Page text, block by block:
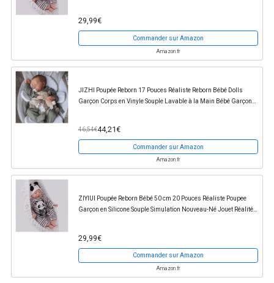
29,99€
Commander sur Amazon
Amazon.fr
JIZHI Poupée Reborn 17 Pouces Réaliste Reborn Bébé Dolls
Garçon Corps en Vinyle Souple Lavable à la Main Bébé Garçon
46,54€44,21€
Commander sur Amazon
Amazon.fr
ZIYIUI Poupée Reborn Bébé 50 cm 20 Pouces Réaliste Poupee
Garçon en Silicone Souple Simulation Nouveau-Né Jouet Réalité
29,99€
Commander sur Amazon
Amazon.fr